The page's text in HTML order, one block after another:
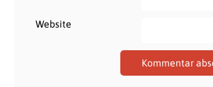
Website